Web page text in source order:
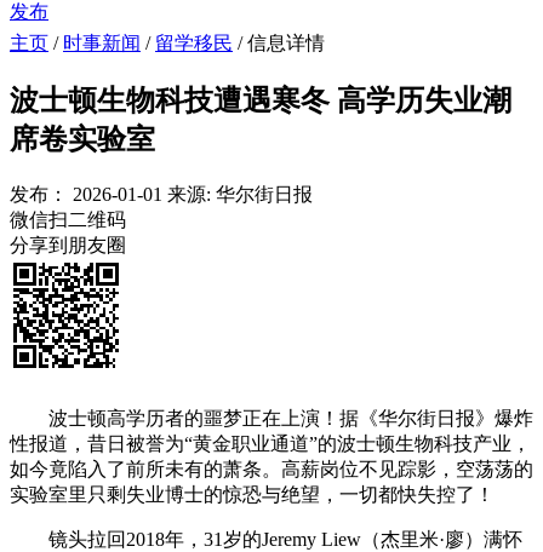
发布
主页 / 时事新闻 / 留学移民 / 信息详情
波士顿生物科技遭遇寒冬 高学历失业潮
席卷实验室
发布： 2026-01-01 来源: 华尔街日报
微信扫二维码
分享到朋友圈
波士顿高学历者的噩梦正在上演！据《华尔街日报》爆炸
性报道，昔日被誉为“黄金职业通道”的波士顿生物科技产业，
如今竟陷入了前所未有的萧条。高薪岗位不见踪影，空荡荡的
实验室里只剩失业博士的惊恐与绝望，一切都快失控了！
镜头拉回2018年，31岁的Jeremy Liew（杰里米·廖）满怀